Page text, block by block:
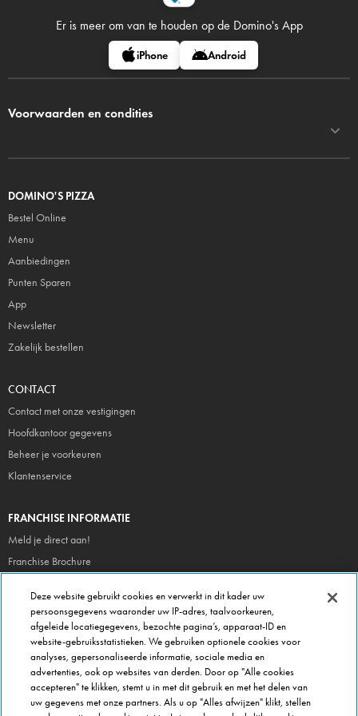
Er is meer om van te houden op de Domino's App
iPhone Android
Voorwaarden en condities
DOMINO'S PIZZA
Bestel Online
Menu
Aanbiedingen
Punten Sparen
App
Newsletter
Zakelijk bestellen
CONTACT
Contact met onze vestigingen
Hoofdkantoor gegevens
Beheer je voorkeuren
Klantenservice
FRANCHISE INFORMATIE
Meld je direct aan!
Franchise Brochure
OVER DOMINOS
Newsroom
Werken bij Domino's
Care Team (voor medewerkers)
Scam waarschuwing
Deze website gebruikt cookies en verwerkt in dit kader uw
persoonsgegevens waaronder uw IP-adres, taalvoorkeuren,
afgeleide locatiegegevens, bezochte pagina’s, apparaat-ID en
website-gebruiksstatistieken. We gebruiken optionele cookies voor
analyses, gepersonaliseerde informatie, sociale media en
advertenties, ook op websites van derden. Door op "Alle cookies
accepteren" te klikken, stemt u in met dit gebruik en met het delen van
uw gegevens met onze partners. Als u op "Alles afwijzen" klikt, stellen